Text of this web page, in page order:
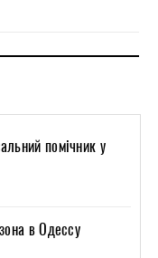
помічник у
в Одессу